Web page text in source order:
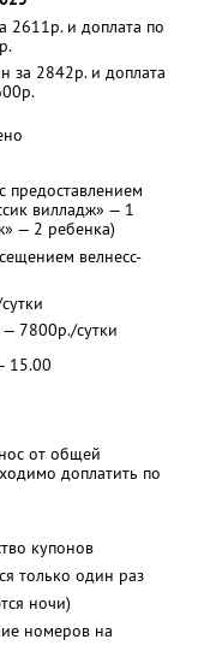
2611р. и доплата по
за 2842р. и доплата
предоставлением
вилладж» — 1
— 2 ребенка)
велнесс-
7800р./сутки
15.00
от общей
доплатить по
купонов
только один раз
ночи)
номеров на